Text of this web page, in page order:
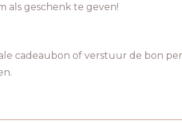
als geschenk te geven!
cadeaubon of verstuur de bon